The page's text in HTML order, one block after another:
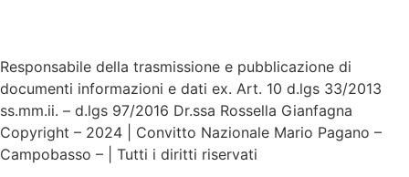
Responsabile della trasmissione e pubblicazione di
documenti informazioni e dati ex. Art. 10 d.lgs 33/2013
ss.mm.ii. – d.lgs 97/2016 Dr.ssa Rossella Gianfagna
Copyright – 2024 | Convitto Nazionale Mario Pagano –
Campobasso – | Tutti i diritti riservati